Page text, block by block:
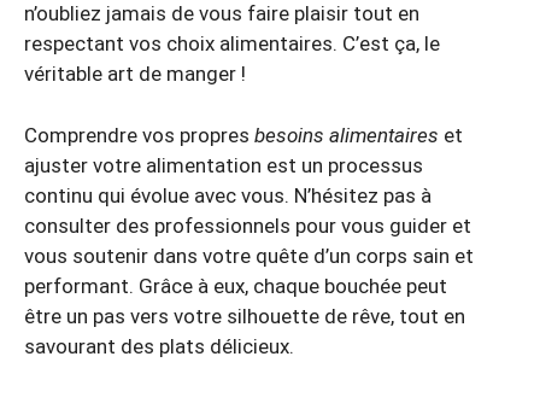
n’oubliez jamais de vous faire plaisir tout en
respectant vos choix alimentaires. C’est ça, le
véritable art de manger !
Comprendre vos propres besoins alimentaires et
ajuster votre alimentation est un processus
continu qui évolue avec vous. N’hésitez pas à
consulter des professionnels pour vous guider et
vous soutenir dans votre quête d’un corps sain et
performant. Grâce à eux, chaque bouchée peut
être un pas vers votre silhouette de rêve, tout en
savourant des plats délicieux.